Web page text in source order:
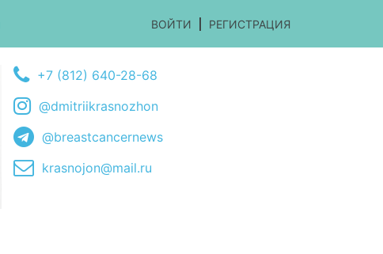
ВОЙТИ РЕГИСТРАЦИЯ
+7 (812) 640-28-68
@dmitriikrasnozhon
@breastcancernews
krasnojon@mail.ru